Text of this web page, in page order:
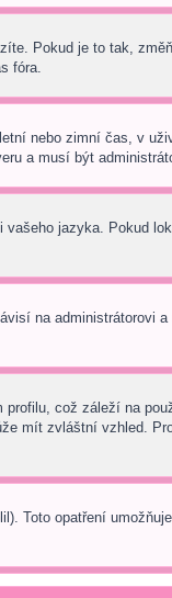
Pokud je to tak,
fóra.
nebo zimní čas, v
a musí být
jazyka. Pokud
na administrátorovi
což záleží na
mít zvláštní vzhled.
Toto opatření